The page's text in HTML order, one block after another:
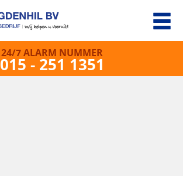
24/7 ALARM NUMMER
015 - 251 1351